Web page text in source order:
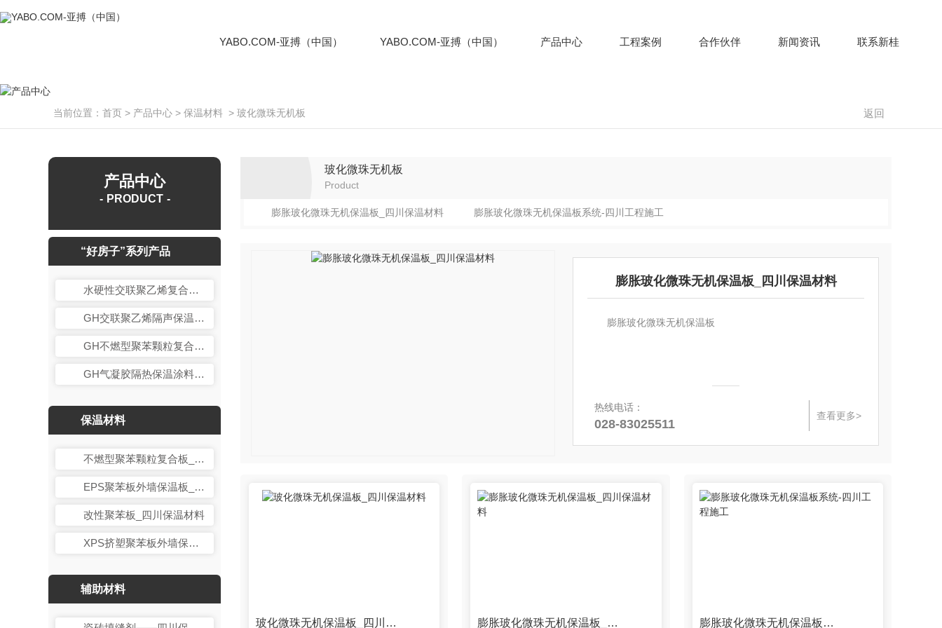
YABO.COM-亚搏（中国） YABO.COM-亚搏（中国） 产品中心 工程案例 合作伙伴 新闻资讯 联系新桂
当前位置： 首页 > 产品中心 > 保温材料 > 玻化微珠无机板 返回
产品中心
PRODUCT
“好房子”系列产品
水硬性交联聚乙烯复合卷材+GH石膏自流平-楼板隔声保温
GH交联聚乙烯隔声保温卷材+GH石膏自流平_楼板隔声保温
GH不燃型聚苯颗粒复合板系统_四川保温材料
GH气凝胶隔热保温涂料_四川保温材料
保温材料
不燃型聚苯颗粒复合板_四川保温材料
EPS聚苯板外墙保温板_四川保温材料
改性聚苯板_四川保温材料
XPS挤塑聚苯板外墙保温板_四川保温材料
辅助材料
玻化微珠无机板
Product
膨胀玻化微珠无机保温板_四川保温材料 膨胀玻化微珠无机保温板系统-四川工程施工
膨胀玻化微珠无机保温板_四川保温材料
膨胀玻化微珠无机保温板
热线电话：
028-83025511
查看更多>
玻化微珠无机保温板_四川保温材料 膨胀玻化微珠无机保温板_四川保温材料 膨胀玻化微珠无机保温板系统-四川工程施工